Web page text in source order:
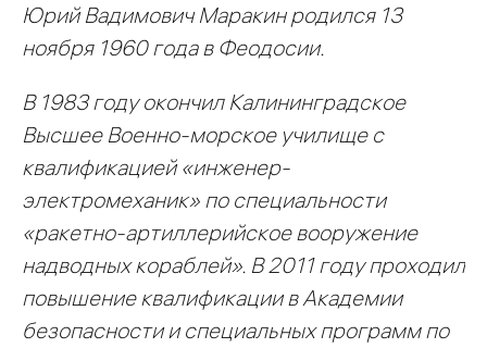
Юрий Вадимович Маракинродился 13
ноября 1960 года в Феодосии.
В 1983 году окончил Калининградское
Высшее Военно-морское училище с
квалификацией «инженер-
электромеханик» по специальности
«ракетно-артиллерийское вооружение
надводных кораблей». В 2011 году проходил
повышение квалификации в Академии
безопасности и специальных программ по